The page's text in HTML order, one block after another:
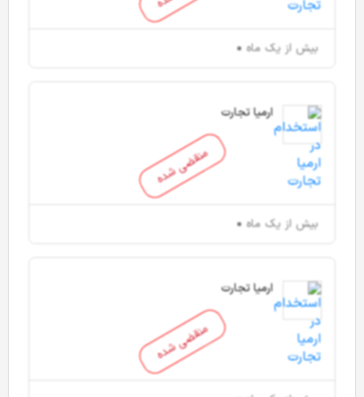
بیش از یک ماه
منقضی شده
ارمیا تجارت
بیش از یک ماه
منقضی شده
ارمیا تجارت